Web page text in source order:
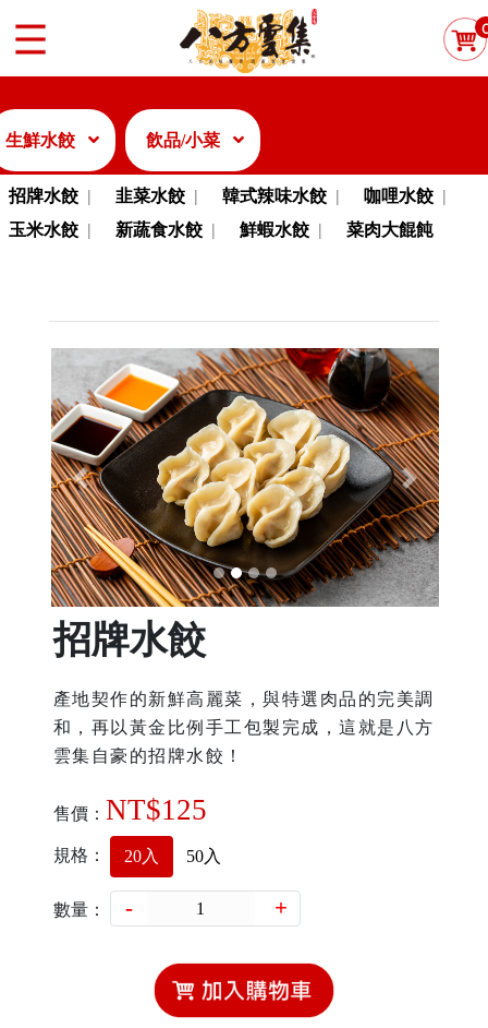
生鮮水餃 飲品/小菜
招牌水餃 韭菜水餃 韓式辣味水餃
咖哩水餃
玉米水餃
新蔬食水餃 鮮蝦水餃 菜肉大餛飩
招牌水餃
產地契作的新鮮高麗菜，與特選肉品的完美調
和，再以黃金比例手工包製完成，這就是八方
雲集自豪的招牌水餃！
售價： NT$125
規格： 20入 50入
數量： - +